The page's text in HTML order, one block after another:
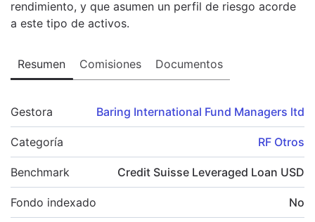
rendimiento, y que asumen un perfil de riesgo acorde
a este tipo de activos.
Resumen Comisiones Documentos
Gestora Baring International Fund Managers ltd
Categoría RF Otros
Benchmark Credit Suisse Leveraged Loan USD
Fondo indexado No